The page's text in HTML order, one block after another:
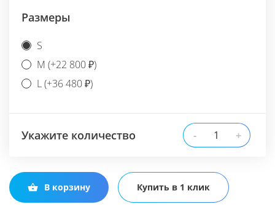
Размеры
S
M (+22 800 ₽)
L (+36 480 ₽)
Укажите количество - +
В корзину Купить в 1 клик